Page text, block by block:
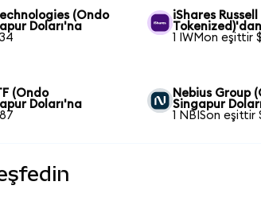
(Ondo
Doları'na
iShares
1 IWMon eşittir
(Ondo
Doları'na
Nebius Group
Singapur
1 NBISon eşittir